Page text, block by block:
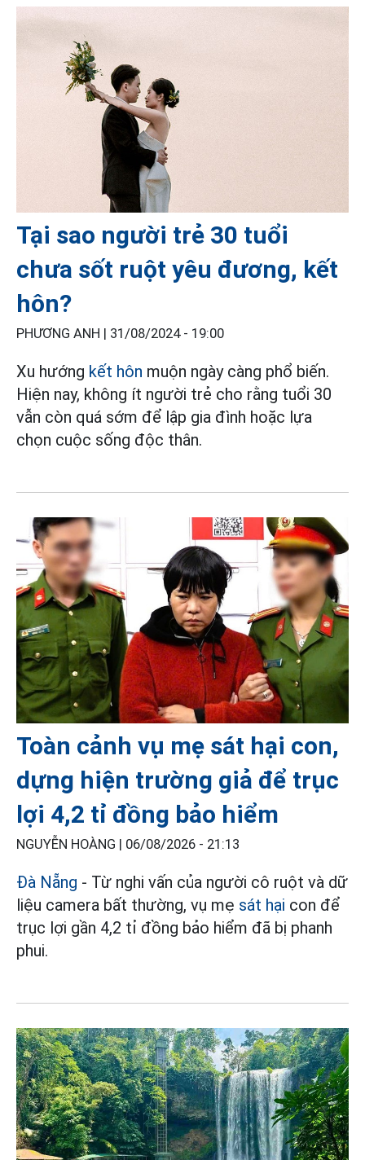
Tại sao người trẻ 30 tuổi
chưa sốt ruột yêu đương, kết
hôn?
PHƯƠNG ANH | 31/08/2024 - 19:00
Xu hướng kết hôn muộn ngày càng phổ biến.
Hiện nay, không ít người trẻ cho rằng tuổi 30
vẫn còn quá sớm để lập gia đình hoặc lựa
chọn cuộc sống độc thân.
Toàn cảnh vụ mẹ sát hại con,
dựng hiện trường giả để trục
lợi 4,2 tỉ đồng bảo hiểm
NGUYỄN HOÀNG | 06/08/2026 - 21:13
Đà Nẵng - Từ nghi vấn của người cô ruột và dữ
liệu camera bất thường, vụ mẹ sát hại con để
trục lợi gần 4,2 tỉ đồng bảo hiểm đã bị phanh
phui.